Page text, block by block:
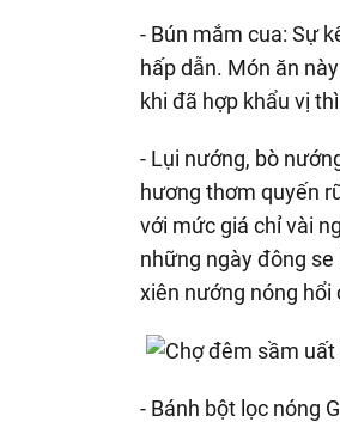
- Bún mắm cua: Sự
hấp dẫn. Món ăn
khi đã hợp khẩu vị
- Lụi nướng, bò
hương thơm quyến
với mức giá chỉ vài
những ngày đông
xiên nướng nóng
- Bánh bột lọc nóng